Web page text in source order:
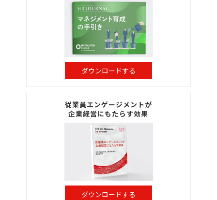
ダウンロードする
従業員エンゲージメントが
企業経営にもたらす効果
ダウンロードする